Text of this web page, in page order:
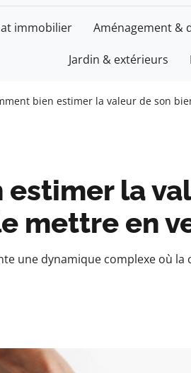
immobilier Aménagement &
Jardin & extérieurs
bien estimer la valeur de son
la
mettre en
une dynamique complexe où